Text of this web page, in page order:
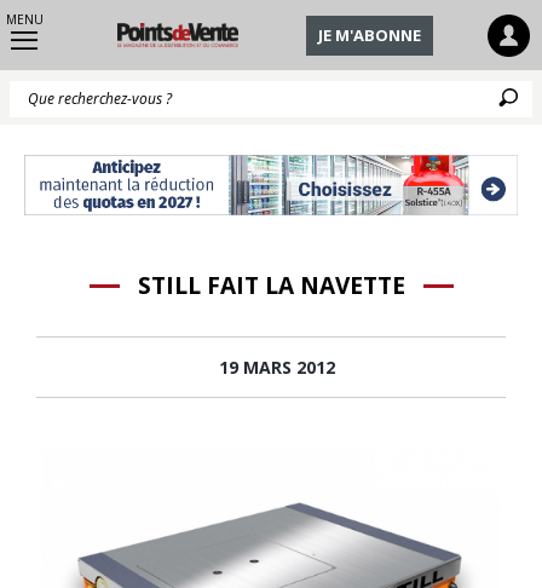
MENU
JE M'ABONNE
STILL FAIT LA NAVETTE
19 MARS 2012